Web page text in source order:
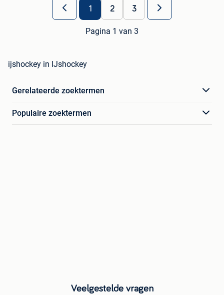
1 2 3
Pagina 1 van 3
ijshockey in IJshockey
Gerelateerde zoektermen
Populaire zoektermen
Veelgestelde vragen